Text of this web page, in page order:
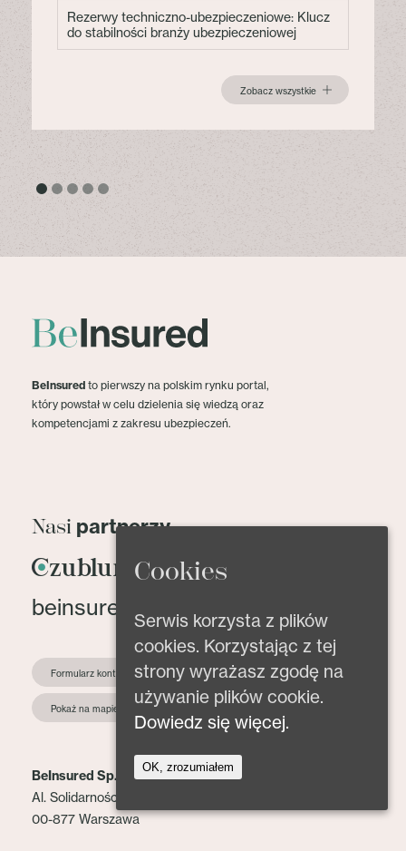
Rezerwy techniczno-ubezpieczeniowe: Klucz
do stabilności branży ubezpieczeniowej
Zobacz wszystkie
BeInsured to pierwszy na polskim rynku portal,
który powstał w celu dzielenia się wiedzą oraz
kompetencjami z zakresu ubezpieczeń.
Nasi partnerzy
beinsured@beinsured.pl
Formularz kontaktowy
Pokaż na mapie
BeInsured Sp. z o.o.
Al. Solidarności 153 lok. 2
00-877 Warszawa
Cookies
Serwis korzysta z plików
cookies. Korzystając z tej
strony wyrażasz zgodę na
używanie plików cookie.
Dowiedz się więcej.
OK, zrozumiałem